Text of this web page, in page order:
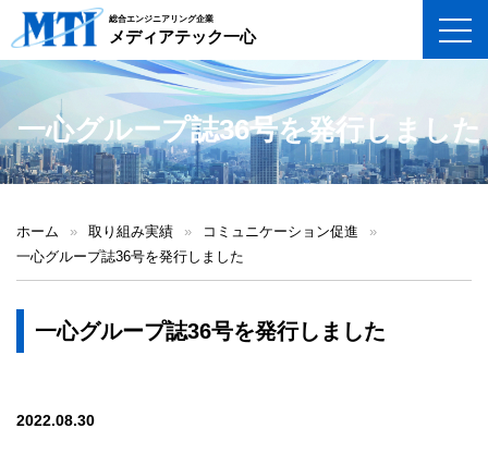
総合エンジニアリング企業
メディアテック一心
一心グループ誌36号を発行しました
ホーム » 取り組み実績 » コミュニケーション促進
»
一心グループ誌36号を発行しました
一心グループ誌36号を発行しました
2022.08.30